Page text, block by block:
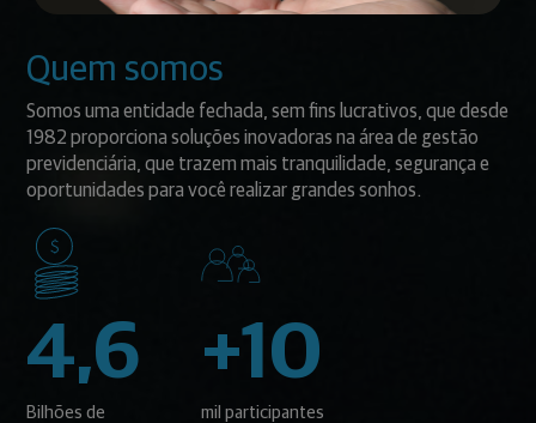
Quem somos
Somos uma entidade fechada, sem fins lucrativos, que desde
1982 proporciona soluções inovadoras na área de gestão
previdenciária, que trazem mais tranquilidade, segurança e
oportunidades para você realizar grandes sonhos.
4,6
Bilhões de
+10
mil participantes